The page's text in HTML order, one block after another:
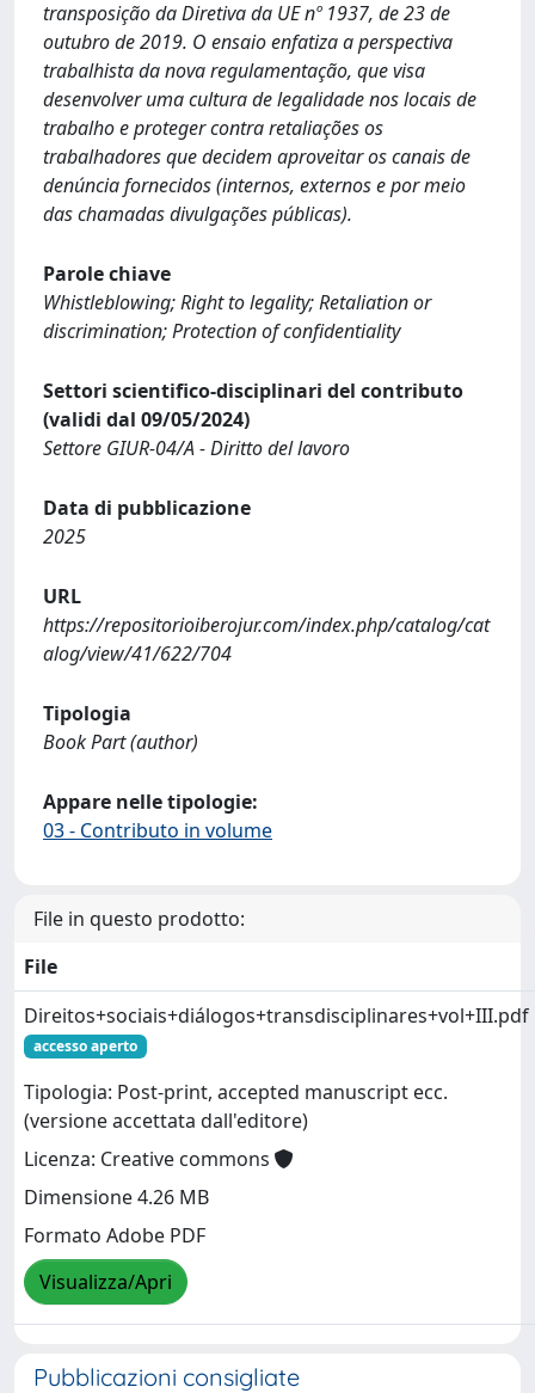
transposição da Diretiva da UE nº 1937, de 23 de
outubro de 2019. O ensaio enfatiza a perspectiva
trabalhista da nova regulamentação, que visa
desenvolver uma cultura de legalidade nos locais de
trabalho e proteger contra retaliações os
trabalhadores que decidem aproveitar os canais de
denúncia fornecidos (internos, externos e por meio
das chamadas divulgações públicas).
Parole chiave
Whistleblowing; Right to legality; Retaliation or
discrimination; Protection of confidentiality
Settori scientifico-disciplinari del contributo
(validi dal 09/05/2024)
Settore GIUR-04/A - Diritto del lavoro
Data di pubblicazione
2025
URL
https://repositorioiberojur.com/index.php/catalog/cat
alog/view/41/622/704
Tipologia
Book Part (author)
Appare nelle tipologie:
03 - Contributo in volume
File in questo prodotto:
File
Direitos+sociais+diálogos+transdisciplinares+vol+III.pdf
accesso aperto
Tipologia: Post-print, accepted manuscript ecc.
(versione accettata dall'editore)
Licenza: Creative commons
Dimensione 4.26 MB
Formato Adobe PDF
Visualizza/Apri
Pubblicazioni consigliate